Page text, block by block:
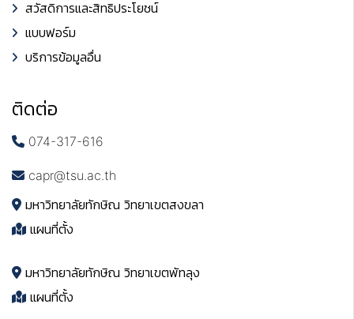
สวัสดิการและสิทธิประโยชน์
แบบฟอร์ม
บริการข้อมูลอื่น
ติดต่อ
074-317-616
capr@tsu.ac.th
มหาวิทยาลัยทักษิณ วิทยาเขตสงขลา
แผนที่ตั้ง
มหาวิทยาลัยทักษิณ วิทยาเขตพัทลุง
แผนที่ตั้ง